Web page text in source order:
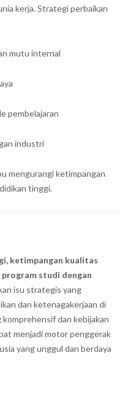
kerja. Strategi perbaikan
mutu internal
pembelajaran
industri
mengurangi ketimpangan
tinggi.
ketimpangan kualitas
studi dengan
isu strategis yang
dan ketenagakerjaan di
dan kebijakan
menjadi motor penggerak
yang unggul dan berdaya